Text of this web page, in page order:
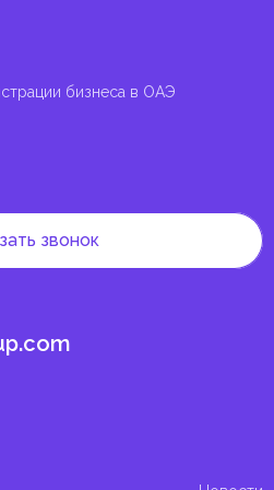
бизнеса в ОАЭ
звонок